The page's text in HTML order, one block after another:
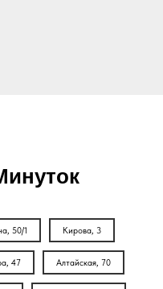
50/1 Кирова, 3
47 Алтайская, 70